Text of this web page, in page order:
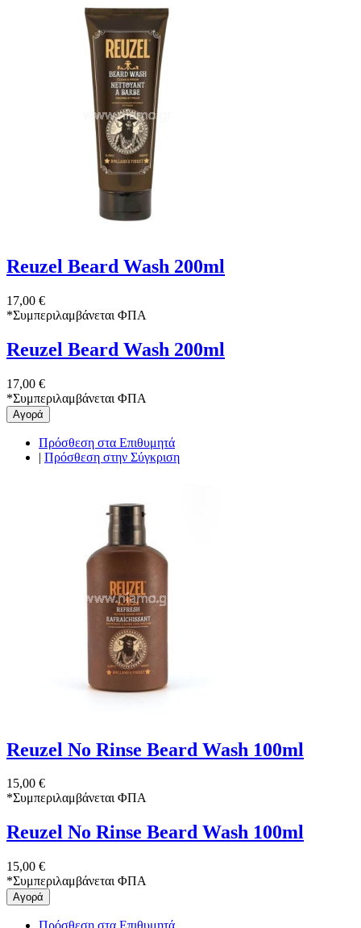
Reuzel Beard Wash 200ml
17,00 €
*Συμπεριλαμβάνεται ΦΠΑ
Reuzel Beard Wash 200ml
17,00 €
*Συμπεριλαμβάνεται ΦΠΑ
Αγορά
Πρόσθεση στα Επιθυμητά
| Πρόσθεση στην Σύγκριση
Reuzel No Rinse Beard Wash 100ml
15,00 €
*Συμπεριλαμβάνεται ΦΠΑ
Reuzel No Rinse Beard Wash 100ml
15,00 €
*Συμπεριλαμβάνεται ΦΠΑ
Αγορά